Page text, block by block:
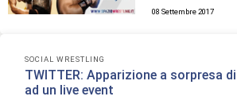
08 Settembre 2017
SOCIAL WRESTLING
TWITTER: Apparizione a sorpresa
ad un live event